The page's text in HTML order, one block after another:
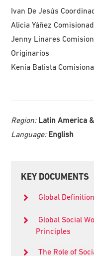
Ivan De Jesús
Alicia Yáñez
Jenny Linares
Originarios
Kenia Batista
Region: Latin America
Language: English
Primary
KEY DOCUMENTS
Global
Global Social
Principles
The Role of